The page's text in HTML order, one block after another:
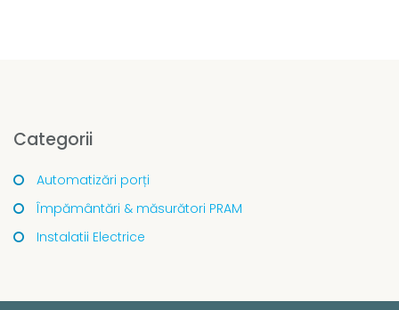
Categorii
Automatizări porți
Împământări & măsurători PRAM
Instalatii Electrice